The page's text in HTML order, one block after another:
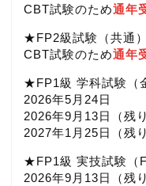
CBT試験のため通年
★FP2級試験（共通）
CBT試験のため通年
★FP1級 学科試験（
2026年5月24日
2026年9月13日（残り
2027年1月25日（残り
★FP1級 実技試験（
2026年9月13日（残り